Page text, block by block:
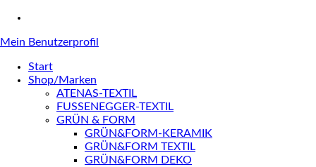
Mein Benutzerprofil
Start
Shop/Marken
ATENAS-TEXTIL
FUSSENEGGER-TEXTIL
GRÜN & FORM
GRÜN&FORM-KERAMIK
GRÜN&FORM TEXTIL
GRÜN&FORM DEKO